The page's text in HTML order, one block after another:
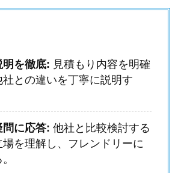
明を徹底: 見積もり内容を明確
社との違いを丁寧に説明す
問に応答: 他社と比較検討する
場を理解し、フレンドリーに